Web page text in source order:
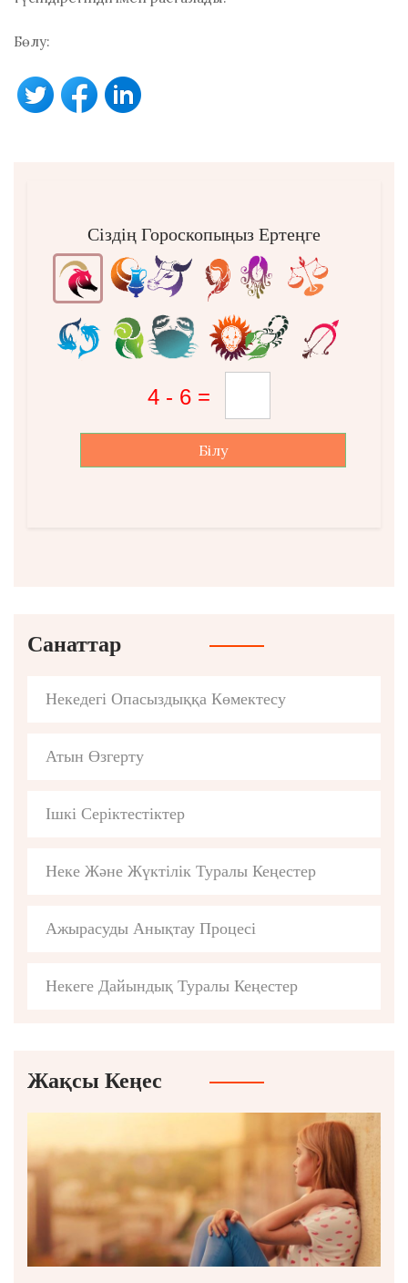
Бөлу:
Сіздің Гороскопыңыз Ертеңге
Білу
Санаттар
Некедегі Опасыздыққа Көмектесу
Атын Өзгерту
Ішкі Серіктестіктер
Неке Және Жүктілік Туралы Кеңестер
Ажырасуды Анықтау Процесі
Некеге Дайындық Туралы Кеңестер
Жақсы Кеңес